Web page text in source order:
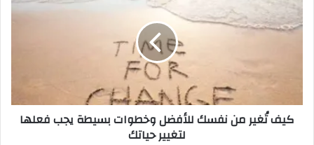
كيف تُغير من نفسك للأفضل وخطوات بسيطة يجب فعلها
لتغيير حياتك